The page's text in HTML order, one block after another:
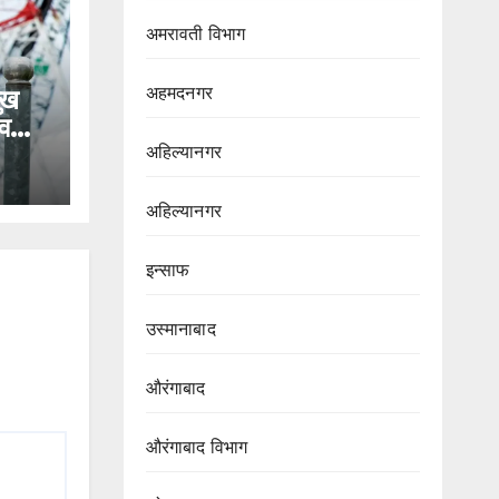
अमरावती विभाग‌
अहमदनगर
अहिल्यानगर
अहिल्यानगर
इन्साफ
उस्मानाबाद
औरंगाबाद
औरंगाबाद विभाग‌